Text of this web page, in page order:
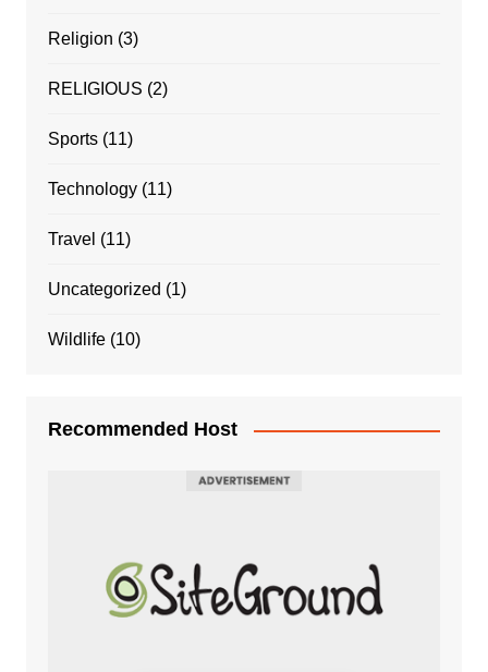
Religion (3)
RELIGIOUS (2)
Sports(11)
Technology(11)
Travel (11)
Uncategorized (1)
Wildlife(10)
Recommended Host